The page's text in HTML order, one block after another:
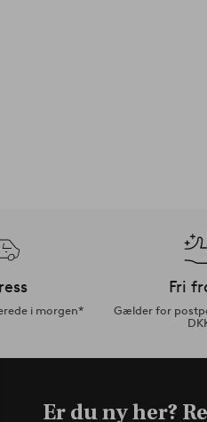
i morgen*
Fri
Gælder for
Er du ny her?